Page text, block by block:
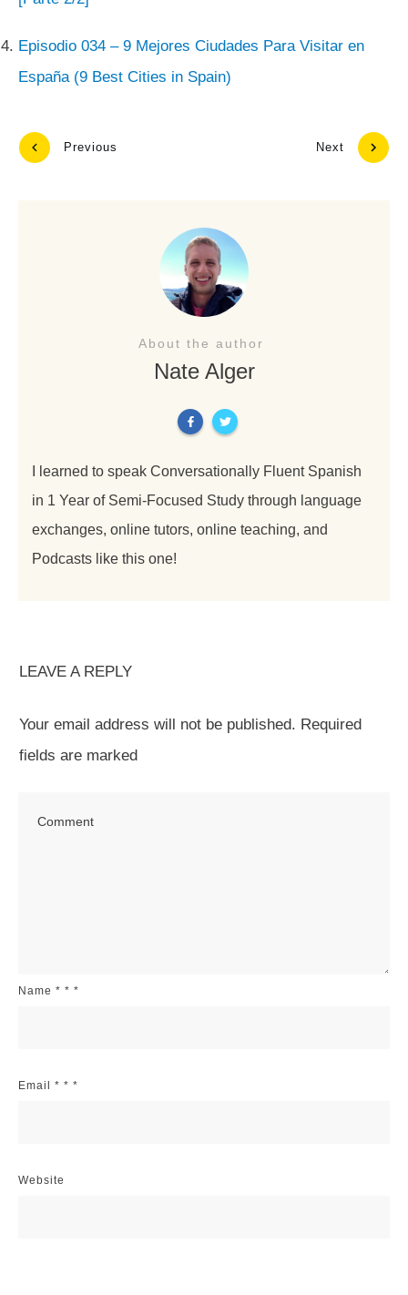
Episodio 034 – 9 Mejores Ciudades Para Visitar en
España (9 Best Cities in Spain)
Previous Next
About the author
Nate Alger
I learned to speak Conversationally Fluent Spanish
in 1 Year of Semi-Focused Study through language
exchanges, online tutors, online teaching, and
Podcasts like this one!
LEAVE A REPLY
Your email address will not be published. Required
fields are marked
Name * * *
Email * * *
Website